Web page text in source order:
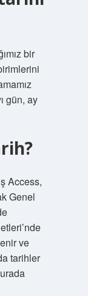
bir
gün, ay
Access,
Genel
ve
tarihler